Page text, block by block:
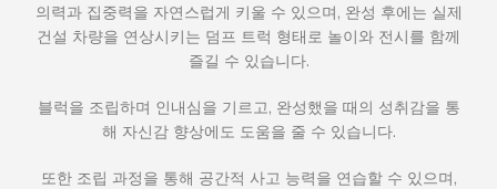
의력과 집중력을 자연스럽게 키울 수 있으며, 완성 후에는 실제
건설 차량을 연상시키는 덤프 트럭 형태로 놀이와 전시를 함께
즐길 수 있습니다.
블럭을 조립하며 인내심을 기르고, 완성했을 때의 성취감을 통
해 자신감 향상에도 도움을 줄 수 있습니다.
또한 조립 과정을 통해 공간적 사고 능력을 연습할 수 있으며,